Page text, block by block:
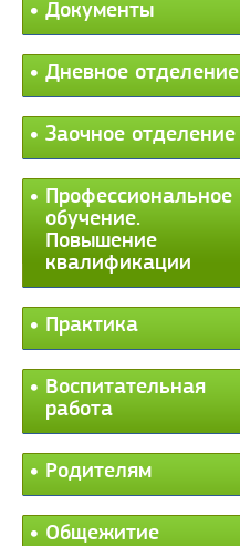
Документы
Дневное отделение
Заочное отделение
Профессиональное
обучение.
Повышение
квалификации
Практика
Воспитательная
работа
Родителям
Общежитие